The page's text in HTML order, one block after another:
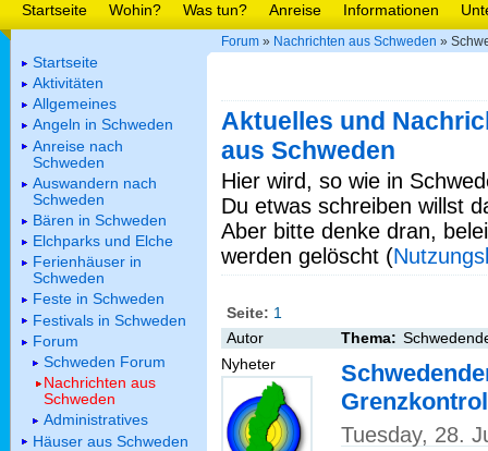
Startseite Wohin? Was tun? Anreise Informationen
Forum » Nachrichten aus Schweden »
Aktuelles und
aus Schweden
Hier wird, so wie in
Du etwas schreiben willst
Aber bitte denke dran,
werden gelöscht (
Seite: 1
Autor
Thema:
Nyheter
Tuesday, 28.
Startseite
Aktivitäten
Allgemeines
Angeln in Schweden
Anreise nach
Schweden
Auswandern nach
Schweden
Bären in Schweden
Elchparks und Elche
Ferienhäuser in
Schweden
Feste in Schweden
Festivals in Schweden
Forum
Schweden Forum
Nachrichten aus
Schweden
Administratives
Häuser aus Schweden